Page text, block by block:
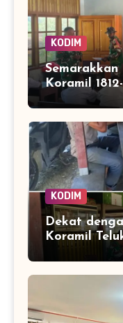
KODIM
Semarakkan
Koramil
Aksi Peduli
KODIM
Dekat
Koramil
Pembinaan